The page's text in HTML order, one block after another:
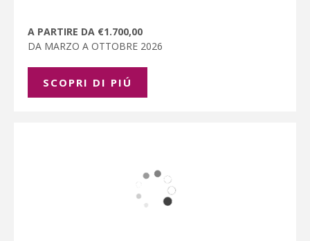
A PARTIRE DA €1.700,00
DA MARZO A OTTOBRE 2026
SCOPRI DI PIÚ